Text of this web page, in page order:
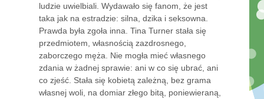
ludzie uwielbiali. Wydawało się fanom, że jest
taka jak na estradzie: silna, dzika i seksowna.
Prawda była zgoła inna. Tina Turner stała się
przedmiotem, własnością zazdrosnego,
zaborczego męża. Nie mogła mieć własnego
zdania w żadnej sprawie: ani w co się ubrać, ani
co zjeść. Stała się kobietą zależną, bez grama
własnej woli, na domiar złego bitą, poniewieraną,